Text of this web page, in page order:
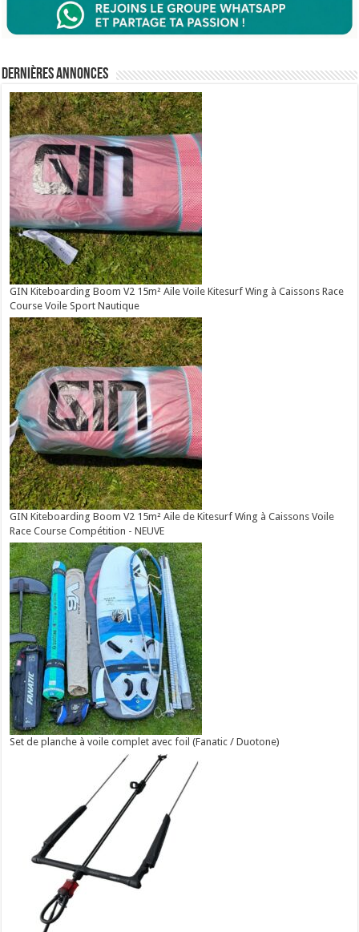
Dernières annonces
GIN Kiteboarding Boom V2 15m² Aile Voile Kitesurf Wing à Caissons Race
Course Voile Sport Nautique
GIN Kiteboarding Boom V2 15m² Aile de Kitesurf Wing à Caissons Voile
Race Course Compétition - NEUVE
Set de planche à voile complet avec foil (Fanatic / Duotone)